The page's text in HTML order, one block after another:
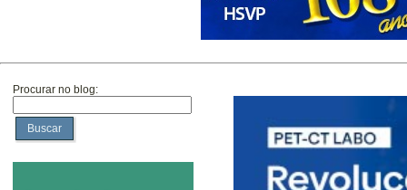
Procurar no blog:
Buscar